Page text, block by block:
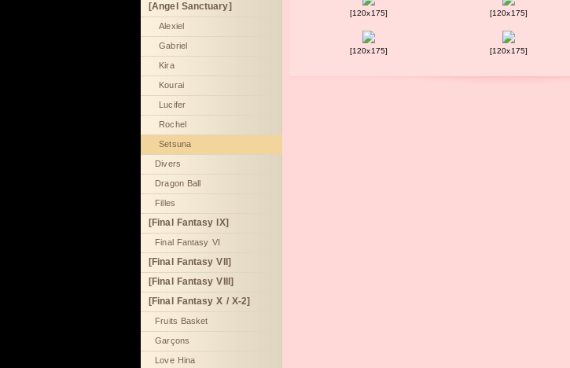
[Angel Sanctuary]
Alexiel
Gabriel
Kira
Kourai
Lucifer
Rochel
Setsuna
Divers
Dragon Ball
Filles
[Final Fantasy IX]
Final Fantasy VI
[Final Fantasy VII]
[Final Fantasy VIII]
[Final Fantasy X / X-2]
Fruits Basket
Garçons
Love Hina
[120x175] [120x175]
[120x175] [120x175]